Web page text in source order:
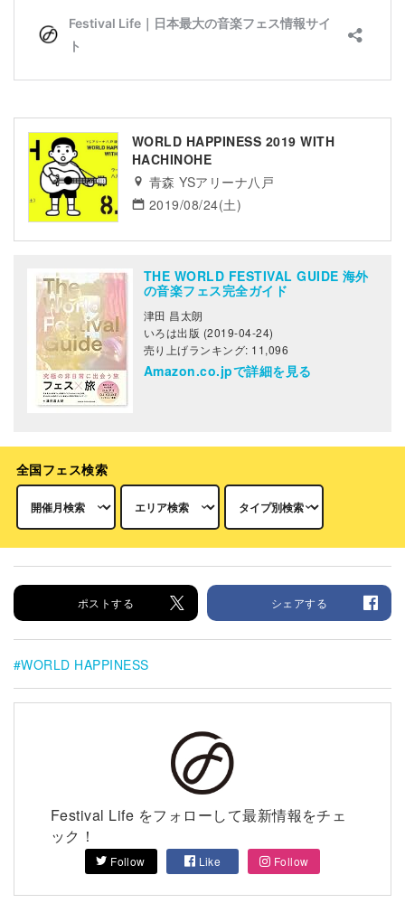
WORLD HAPPINESS 2019 WITH
HACHINOHE
青森 YSアリーナ八戸
2019/08/24(土)
THE WORLD FESTIVAL GUIDE 海外
の音楽フェス完全ガイド
津田 昌太朗
いろは出版 (2019-04-24)
売り上げランキング: 11,096
Amazon.co.jpで詳細を見る
全国フェス検索
ポストする シェアする
WORLD HAPPINESS
Festival Life をフォローして最新情報をチェ
ック！
Follow Like Follow